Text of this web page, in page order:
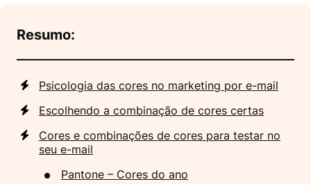
Resumo:
Psicologia das cores no marketing por e-mail
Escolhendo a combinação de cores certas
Cores e combinações de cores para testar no
seu e-mail
Pantone – Cores do ano